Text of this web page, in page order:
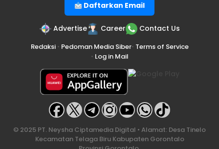
Daftarkan Email
Advertise Career Contact Us
Redaksi• Pedoman Media Siber• Terms of Service
• Log in Mail
© 2025 PT. Neysha Ciptamedia Digital • Alamat: Desa Tinelo
Kecamatan Telaga Biru Kabupaten Gorontalo